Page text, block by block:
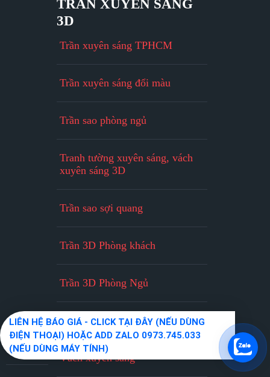
LIÊN HỆ BÁO GIÁ - CLICK TẠI ĐÂY (NẾU DÙNG
ĐIỆN THOẠI) HOẶC ADD ZALO 0973.745.033
(NẾU DÙNG MÁY TÍNH)
TRẦN XUYÊN SÁNG
3D
Trần xuyên sáng TPHCM
Trần xuyên sáng đổi màu
Trần sao phòng ngủ
Tranh tường xuyên sáng, vách
xuyên sáng 3D
Trần sao sợi quang
Trần 3D Phòng khách
Trần 3D Phòng Ngủ
Trần Xuyên Sáng
Vách xuyên sáng